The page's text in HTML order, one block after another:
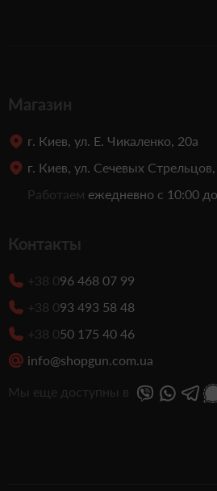
Магазин
г. Киев, ул. Е. Чикаленко, 20а
г. Киев, ул. Сечевых Стрельцов,
Работаем ежедневно с 10:00
Контакты
+38 096 468 07 99
+38 093 493 58 48
+38 050 175 40 46
info@shopgun.com.ua
Мы еще доступны в